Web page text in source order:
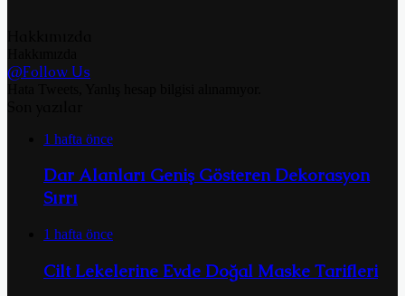
@Follow Us
1 hafta önce
Dar Alanları Geniş Gösteren Dekorasyon
Sırrı
1 hafta önce
Cilt Lekelerine Evde Doğal Maske Tarifleri